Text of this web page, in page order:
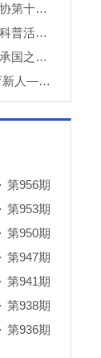
大足区科协传达学习中国科协第十一次全国代表大会精神
万盛科技馆空气桨电动赛车科普活动进社区
“追光·大舞台”科学大师剧《承国之书》云阳、巫溪巡演成功
联合党建聚合力 数智医工育新人——重庆西部数智医疗研究院开展庆“七一”联合主题党（团）日暨正确政绩观专题学习交流活动
第956期
第953期
第950期
第947期
第941期
第938期
第936期